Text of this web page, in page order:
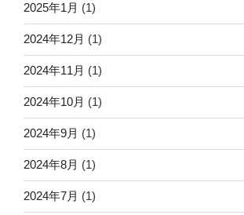
2025年1月 (1)
2024年12月 (1)
2024年11月 (1)
2024年10月 (1)
2024年9月 (1)
2024年8月 (1)
2024年7月 (1)